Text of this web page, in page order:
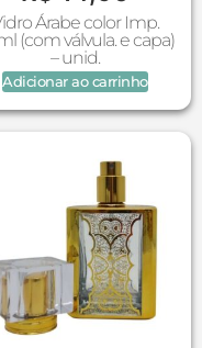
Árabe color Imp.
(com válvula. e capa)
– unid.
Adicionar ao carrinho